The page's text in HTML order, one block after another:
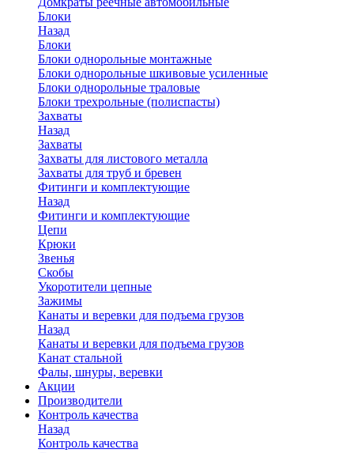
Блоки
Назад
Блоки
Блоки однорольные монтажные
Блоки однорольные шкивовые усиленные
Блоки однорольные траловые
Блоки трехрольные (полиспасты)
Захваты
Назад
Захваты
Захваты для листового металла
Захваты для труб и бревен
Фитинги и комплектующие
Назад
Фитинги и комплектующие
Цепи
Крюки
Звенья
Скобы
Укоротители цепные
Зажимы
Канаты и веревки для подъема грузов
Назад
Канаты и веревки для подъема грузов
Канат стальной
Фалы, шнуры, веревки
Акции
Производители
Контроль качества
Назад
Контроль качества